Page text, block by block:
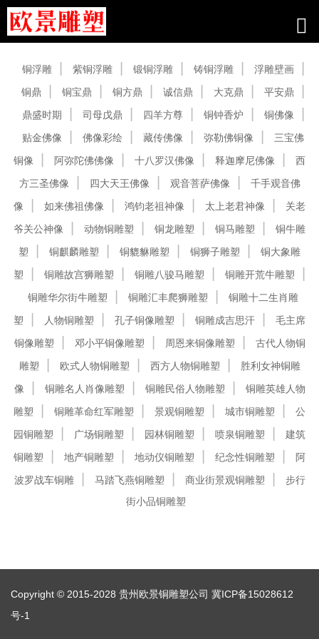
铜浮雕 紫铜浮雕 锻铜浮雕 铸铜浮雕
浮雕壁画
铜鼎
铜宝鼎 铜方鼎 诚信鼎 大克鼎
平安鼎
鼎盛时期
司母戊鼎 四羊方尊 铜钟香炉
铜佛像
贴金佛像
佛像彩绘 藏传佛像 弥勒佛铜像
三宝佛
铜像
阿弥陀佛佛像 十八罗汉佛像 释迦摩尼佛像
西
方三圣佛像
四大天王佛像 观音菩萨佛像
千手观音佛
像
如来佛祖佛像 鸿钧老祖神像 太上老君神像
关老
爷关公神像
动物铜雕塑 铜龙雕塑 铜马雕塑
铜牛雕
塑
铜麒麟雕塑 铜貔貅雕塑 铜狮子雕塑
铜大象雕
塑
铜雕故宫狮雕塑 铜雕八骏马雕塑
铜雕开荒牛雕塑
铜雕华尔街牛雕塑
铜雕汇丰爬狮雕塑
铜雕十二生肖雕
塑
人物铜雕塑 孔子铜像雕塑 铜雕成吉思汗
毛主席
铜像雕塑
邓小平铜像雕塑 周恩来铜像雕塑
古代人物铜
雕塑
欧式人物铜雕塑 西方人物铜雕塑
胜利女神铜雕
像
铜雕名人肖像雕塑 铜雕民俗人物雕塑
铜雕英雄人物
雕塑
铜雕革命红军雕塑 景观铜雕塑 城市铜雕塑
公
园铜雕塑
广场铜雕塑 园林铜雕塑 喷泉铜雕塑
建筑
铜雕塑
地产铜雕塑 地动仪铜雕塑 纪念性铜雕塑
阿
波罗战车铜雕
马踏飞燕铜雕塑 商业街景观铜雕塑
步行
街小品铜雕塑
Copyright © 2015-2028 贵州欧景铜雕塑公司 冀ICP备15028612
号-1